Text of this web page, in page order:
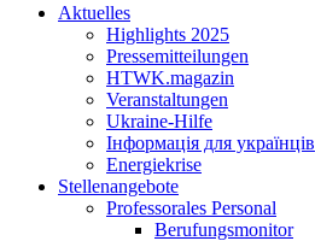
Aktuelles
Highlights 2025
Pressemitteilungen
HTWK.magazin
Veranstaltungen
Ukraine-Hilfe
Інформація для українців
Energiekrise
Stellenangebote
Professorales Personal
Berufungsmonitor